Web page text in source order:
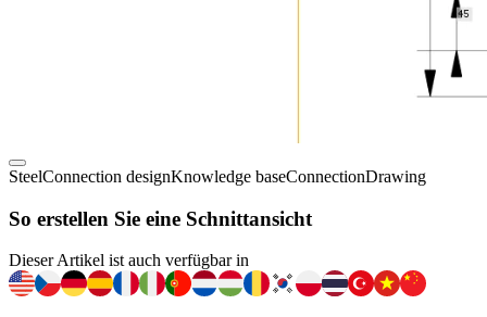
SteelConnection designKnowledge baseConnectionDrawing
So erstellen Sie eine Schnittansicht
Dieser Artikel ist auch verfügbar in